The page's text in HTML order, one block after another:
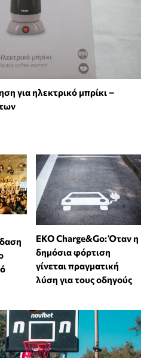
για ηλεκτρικό μπρίκι –
EKO Charge&Go: Όταν η
δημόσια φόρτιση
γίνεται πραγματική
λύση για τους οδηγούς